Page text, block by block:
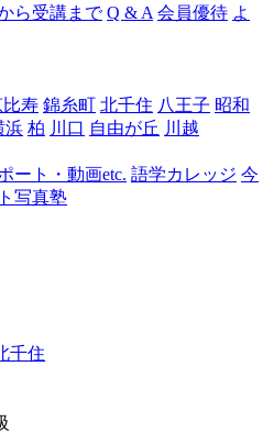
ャ
千
ら受講まで Q & A 会員優待 よ
比寿 錦糸町 北千住 八王子 昭和
浜 柏 川口 自由が丘 川越
ート・動画etc. 語学カレッジ 今
写真塾
千住